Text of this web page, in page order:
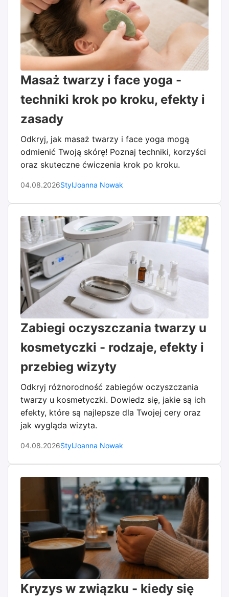
Masaż twarzy i face yoga -
techniki krok po kroku, efekty i
zasady
Odkryj, jak masaż twarzy i face yoga mogą
odmienić Twoją skórę! Poznaj techniki, korzyści
oraz skuteczne ćwiczenia krok po kroku.
04.08.2026StylJoanna Nowak
Zabiegi oczyszczania twarzy u
kosmetyczki - rodzaje, efekty i
przebieg wizyty
Odkryj różnorodność zabiegów oczyszczania
twarzy u kosmetyczki. Dowiedz się, jakie są ich
efekty, które są najlepsze dla Twojej cery oraz
jak wygląda wizyta.
04.08.2026StylJoanna Nowak
Kryzys w związku - kiedy się